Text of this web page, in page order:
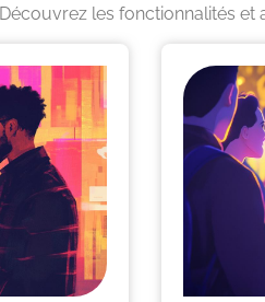
Découvrez les fonctionnalités et